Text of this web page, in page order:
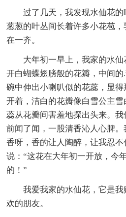
过了几天，我发现水仙花
葱葱的叶丛间长着许多小花苞
在一齐。
大年初一早上，我家的水
开白蝴蝶翅膀般的花瓣，中间
碗中伸出小喇叭似的花蕊，显
开着，洁白的花瓣像白雪公主
蕊从花瓣间害羞地探出头来。
前闻了闻，一股清香沁人心脾
香呀，香的让人陶醉，让我忍
说：“这花在大年初一开放，今
的！”
我爱我家的水仙花，它是
欢的朋友。